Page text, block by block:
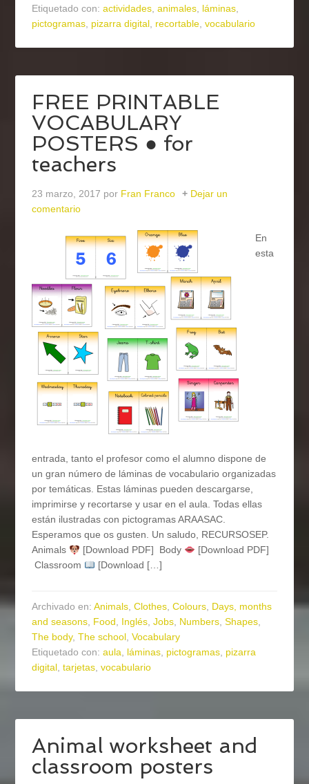
Etiquetado con:actividades,animales, láminas,
pictogramas, pizarra digital, recortable,vocabulario
FREE PRINTABLE
VOCABULARY
POSTERS ● for
teachers
23 marzo, 2017 por Fran Franco
Dejar un
comentario
En
esta
entrada, tanto el profesor como el alumno dispone de
un gran número de láminas de vocabulario organizadas
por temáticas. Estas láminas pueden descargarse,
imprimirse y recortarse y usar en el aula. Todas ellas
están ilustradas con pictogramas ARAASAC.
Esperamos que os gusten. Un saludo, RECURSOSEP.
Animals
[Download PDF] Body
[Download PDF]
Classroom
[Download […]
Archivado en:Animals,Clothes,Colours, Days, months
and seasons, Food, Inglés,Jobs, Numbers,Shapes,
The body,The school,Vocabulary
Etiquetado con:aula, láminas, pictogramas, pizarra
digital,tarjetas,vocabulario
Animal worksheet and
classroom posters